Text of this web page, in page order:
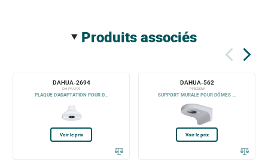
produits associés
DAHUA-2694
DH-PFA109
PLAQUE D'ADAPTATION POUR D...
Voir le prix
DAHUA-562
PFB203W
SUPPORT MURALE POUR DÔMES ...
Voir le prix